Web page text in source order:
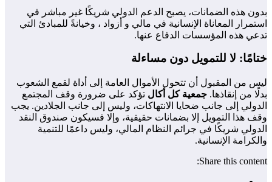
بدون هذه الضمانات، يصبح الدعم الدولي شريكًا غير مباشر في
استمرار المعاناة الإنسانية في مالي و أزواد ، وخيانةً للمبادئ التي
تدعي هذه المؤسسات الدفاع عنها.
ختامًا: لا للتمويل دون مساءلة
ليس من المقبول أن تتحول الأموال العامة إلى أداة لقمع الشعوب
بدلًا من إنقاذها. جمعية كل أكال تؤكد على ضرورة وقف المجتمع
الدولي إلى جانب ضحايا الانتهاكات، وليس إلى جانب الجلادين. يجب
وقف هذا التمويل إلا بضمانات حقيقية، وإلا فسيكون صندوق النقد
الدولي شريكًا في جرائم النظام المالي، وليس داعمًا للتنمية
والكرامة الإنسانية.
Share this content: